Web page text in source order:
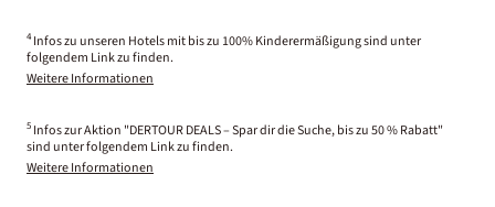
4 Infos zu unseren Hotels mit bis zu 100% Kinderermäßigung sind unter
folgendem Link zu finden.
Weitere Informationen
5 Infos zur Aktion "DERTOUR DEALS – Spar dir die Suche, bis zu 50 % Rabatt"
sind unter folgendem Link zu finden.
Weitere Informationen